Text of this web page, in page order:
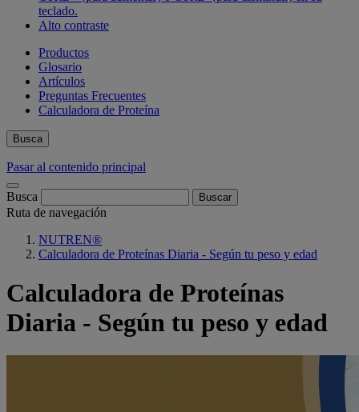
teclado.
Alto contraste
Productos
Glosario
Artículos
Preguntas Frecuentes
Calculadora de Proteína
Busca
Pasar al contenido principal
Busca
Ruta de navegación
NUTREN®
Calculadora de Proteínas Diaria - Según tu peso y edad
Calculadora de Proteínas
Diaria - Según tu peso y edad